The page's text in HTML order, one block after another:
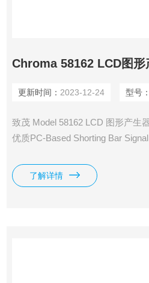
Chroma 58162 LCD图形
更新时间： 2023-12-24 型号：
致茂 Model 58162 LCD 图形产生
优质PC-Based Shorting Bar
加生产效。内建的RS-232、USB
自动检查或是光学量测系统。
了解详情